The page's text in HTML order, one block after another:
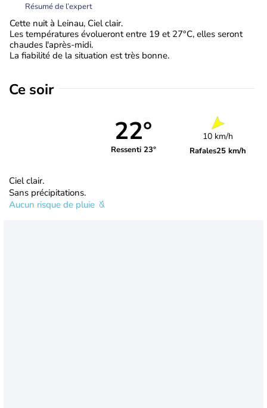
Résumé de l’expert
Cette nuit à Leinau, Ciel clair.
Les températures évolueront entre 19 et 27°C, elles seront
chaudes l'après-midi.
La fiabilité de la situation est très bonne.
Ce soir
22°
Ressenti 23°
10 km/h
Rafales25 km/h
Ciel clair.
Sans précipitations.
Aucun risque de pluie